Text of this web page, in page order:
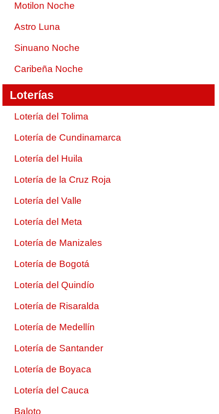
Motilon Noche
Astro Luna
Sinuano Noche
Caribeña Noche
Loterías
Lotería del Tolima
Lotería de Cundinamarca
Lotería del Huila
Lotería de la Cruz Roja
Lotería del Valle
Lotería del Meta
Lotería de Manizales
Lotería de Bogotá
Lotería del Quindío
Lotería de Risaralda
Lotería de Medellín
Lotería de Santander
Lotería de Boyaca
Lotería del Cauca
Baloto